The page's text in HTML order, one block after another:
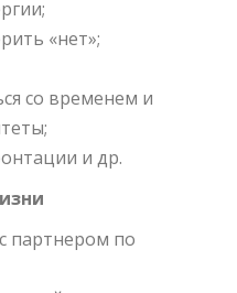
«нет»;
со временем и
и др.
партнером по